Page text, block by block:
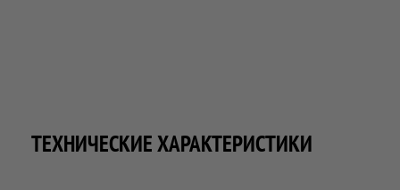
ТЕХНИЧЕСКИЕ ХАРАКТЕРИСТИКИ